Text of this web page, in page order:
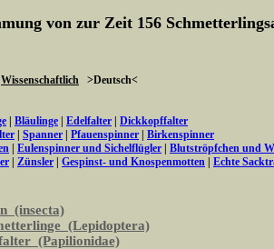
von zur Zeit 156
Wissenschaftlich >Deutsch<
Bläulinge Edelfalter
Dickkopffalter
Spanner Pfauenspinner
Birkenspinner
Eulenspinner und Sichelflügler
Blutströpfchen und
Zünsler Gespinst- und Knospenmotten Echte
(insecta)
(Lepidoptera)
(Papilionidae)